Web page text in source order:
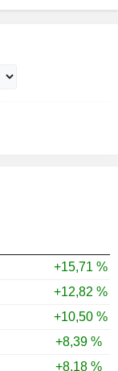
+15,71 %
+12,82 %
+10,50 %
+8,39 %
+8,18 %